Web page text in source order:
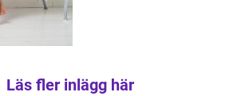
Läs fler inlägg här